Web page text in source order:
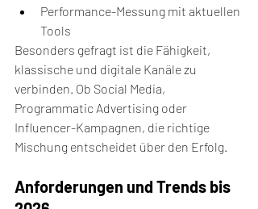
Performance-Messung mit aktuellen
Tools
Besonders gefragt ist die Fähigkeit,
klassische und digitale Kanäle zu
verbinden. Ob Social Media,
Programmatic Advertising oder
Influencer-Kampagnen, die richtige
Mischung entscheidet über den Erfolg.
Anforderungen und Trends bis